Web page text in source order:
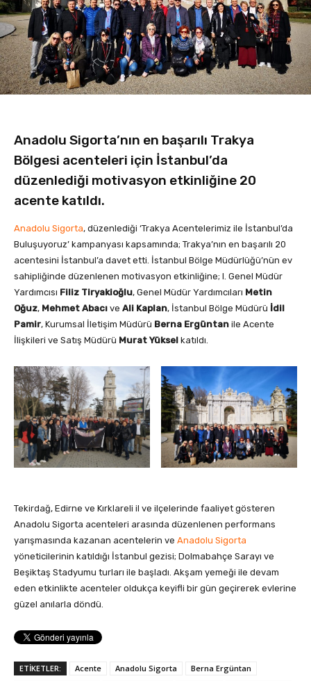
Anadolu Sigorta’nın en başarılı Trakya
Bölgesi acenteleri için İstanbul’da
düzenlediği motivasyon etkinliğine 20
acente katıldı.
Anadolu Sigorta, düzenlediği ‘Trakya Acentelerimiz ile İstanbul’da
Buluşuyoruz’ kampanyası kapsamında; Trakya’nın en başarılı 20
acentesini İstanbul’a davet etti. İstanbul Bölge Müdürlüğü’nün ev
sahipliğinde düzenlenen motivasyon etkinliğine; I. Genel Müdür
Yardımcısı Filiz Tiryakioğlu, Genel Müdür Yardımcıları Metin
Oğuz, Mehmet Abacı ve Ali Kaplan, İstanbul Bölge Müdürü İdil
Pamir, Kurumsal İletişim Müdürü Berna Ergüntan ile Acente
İlişkileri ve Satış Müdürü Murat Yüksel katıldı.
Tekirdağ, Edirne ve Kırklareli il ve ilçelerinde faaliyet gösteren
Anadolu Sigorta acenteleri arasında düzenlenen performans
yarışmasında kazanan acentelerin ve Anadolu Sigorta
yöneticilerinin katıldığı İstanbul gezisi; Dolmabahçe Sarayı ve
Beşiktaş Stadyumu turları ile başladı. Akşam yemeği ile devam
eden etkinlikte acenteler oldukça keyifli bir gün geçirerek evlerine
güzel anılarla döndü.
ETİKETLER: Acente Anadolu Sigorta
Berna Ergüntan